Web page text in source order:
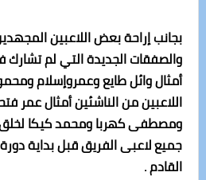
بجانب إراحة بعض اللاعبين
والصفقات الجديدة التي لم تشارك
أمثال وائل طايع وعمروإسلام
اللاعبين من الناشئين أمثال عمر
ومصطفى كهربا ومحمد كيكا لخلق
جميع لاعبى الفريق قبل بداية
القادم .